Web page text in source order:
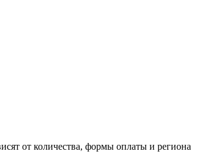
от количества, формы оплаты и региона